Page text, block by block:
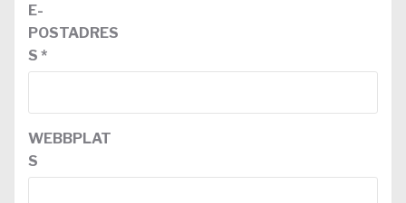
E-
POSTADRES
S *
WEBBPLAT
S